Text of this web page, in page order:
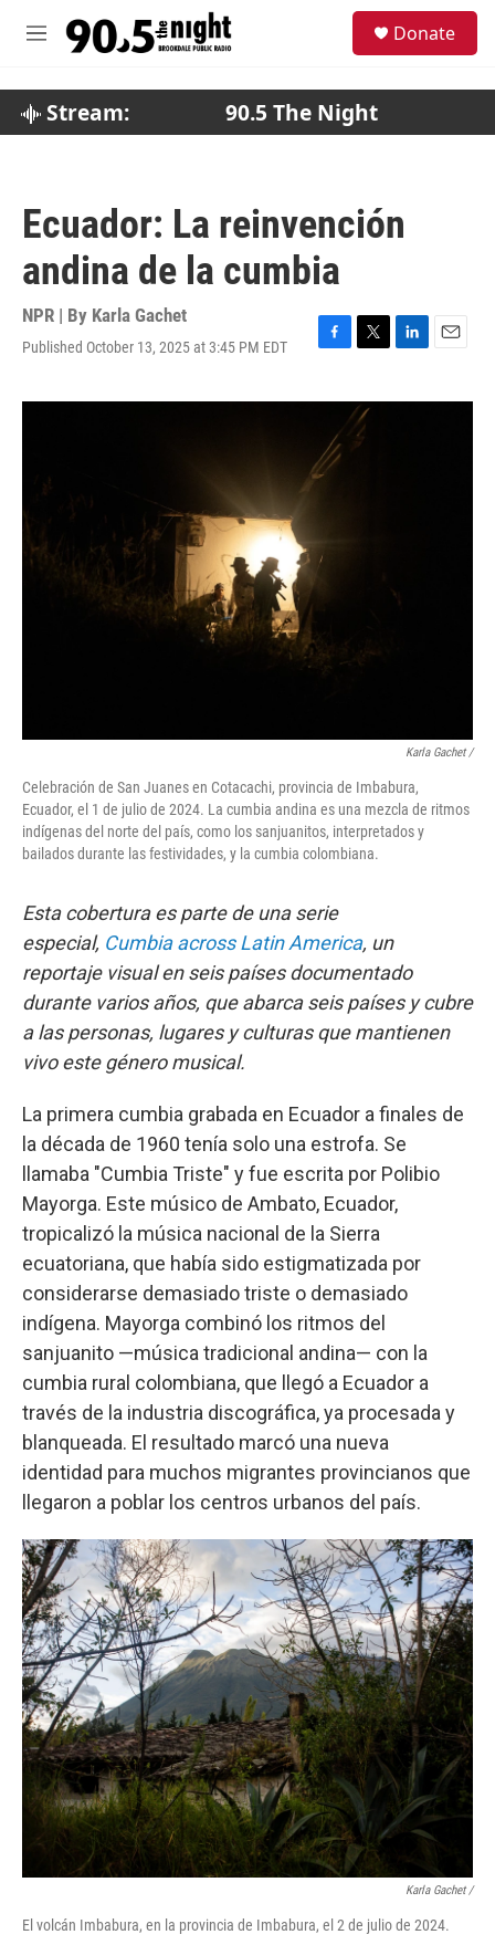
M
Donate
Stream: 90.5 The Night
Ecuador: La reinvención
andina de la cumbia
NPR | By Karla Gachet
Published October 13, 2025 at 3:45 PM EDT
F
c
o
o
T
i
t
t
L
n
E
a
Karla Gachet/
Celebración de San Juanes en Cotacachi, provincia de Imbabura,
Ecuador, el 1 de julio de 2024. La cumbia andina es una mezcla de ritmos
indígenas del norte del país, como los sanjuanitos, interpretados y
bailados durante las festividades, y la cumbia colombiana.
Esta cobertura es parte de una serie
especial, Cumbia across Latin America, un
reportaje visual en seis países documentado
durante varios años, que abarca seis países y cubre
a las personas, lugares y culturas que mantienen
vivo este género musical.
La primera cumbia grabada en Ecuador a finales de
la década de 1960 tenía solo una estrofa. Se
llamaba "Cumbia Triste" y fue escrita por Polibio
Mayorga. Este músico de Ambato, Ecuador,
tropicalizó la música nacional de la Sierra
ecuatoriana, que había sido estigmatizada por
considerarse demasiado triste o demasiado
indígena. Mayorga combinó los ritmos del
sanjuanito —música tradicional andina— con la
cumbia rural colombiana, que llegó a Ecuador a
través de la industria discográfica, ya procesada y
blanqueada. El resultado marcó una nueva
identidad para muchos migrantes provincianos que
llegaron a poblar los centros urbanos del país.
Karla Gachet/
El volcán Imbabura, en la provincia de Imbabura, el 2 de julio de 2024.